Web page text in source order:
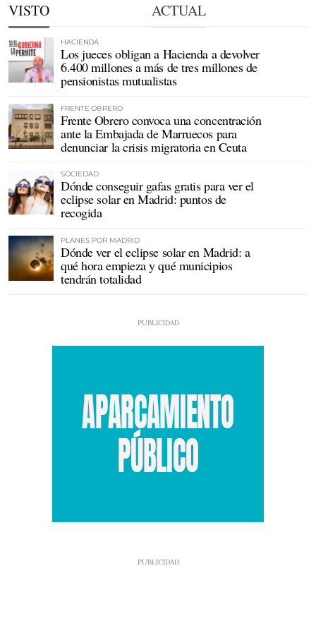
VISTO ACTUAL
HACIENDA
Los jueces obligan a Hacienda a devolver
6.400 millones a más de tres millones de
pensionistas mutualistas
FRENTE OBRERO
Frente Obrero convoca una concentración
ante la Embajada de Marruecos para
denunciar la crisis migratoria en Ceuta
SOCIEDAD
Dónde conseguir gafas gratis para ver el
eclipse solar en Madrid: puntos de
recogida
PLANES POR MADRID
Dónde ver el eclipse solar en Madrid: a
qué hora empieza y qué municipios
tendrán totalidad